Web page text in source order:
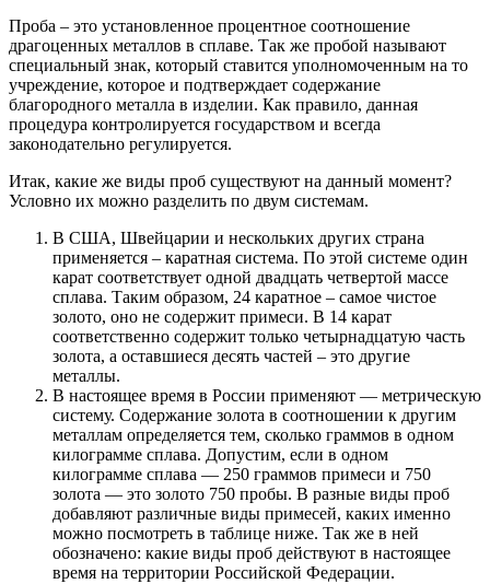
Проба – это установленное процентное соотношение
драгоценных металлов в сплаве. Так же пробой называют
специальный знак, который ставится уполномоченным на то
учреждение, которое и подтверждает содержание
благородного металла в изделии. Как правило, данная
процедура контролируется государством и всегда
законодательно регулируется.
Итак, какие же виды проб существуют на данный момент?
Условно их можно разделить по двум системам.
В США, Швейцарии и нескольких других страна
применяется – каратная система. По этой системе один
карат соответствует одной двадцать четвертой массе
сплава. Таким образом, 24 каратное – самое чистое
золото, оно не содержит примеси. В 14 карат
соответственно содержит только четырнадцатую часть
золота, а оставшиеся десять частей – это другие
металлы.
В настоящее время в России применяют — метрическую
систему. Содержание золота в соотношении к другим
металлам определяется тем, сколько граммов в одном
килограмме сплава. Допустим, если в одном
килограмме сплава — 250 граммов примеси и 750
золота — это золото 750 пробы. В разные виды проб
добавляют различные виды примесей, каких именно
можно посмотреть в таблице ниже. Так же в ней
обозначено: какие виды проб действуют в настоящее
время на территории Российской Федерации.